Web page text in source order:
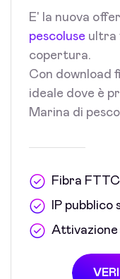
E' la nuova
pescoluse ultra
copertura.
Con download
ideale dove è
Marina di
Fibra
IP